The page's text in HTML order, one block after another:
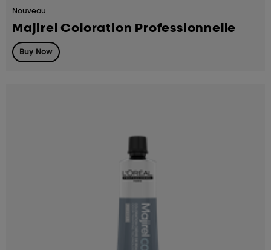
Nouveau
Majirel Coloration Professionnelle
Buy Now